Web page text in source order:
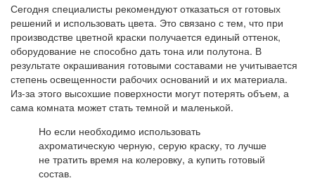
Сегодня специалисты рекомендуют отказаться от готовых
решений и использовать цвета. Это связано с тем, что при
производстве цветной краски получается единый оттенок,
оборудование не способно дать тона или полутона. В
результате окрашивания готовыми составами не учитывается
степень освещенности рабочих оснований и их материала.
Из-за этого высохшие поверхности могут потерять объем, а
сама комната может стать темной и маленькой.
Но если необходимо использовать
ахроматическую черную, серую краску, то лучше
не тратить время на колеровку, а купить готовый
состав.